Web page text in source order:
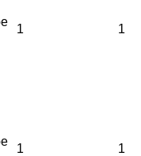
1 1
1 1